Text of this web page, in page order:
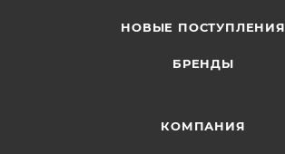
НОВЫЕ ПОСТУПЛЕНИЯ
БРЕНДЫ
КОМПАНИЯ